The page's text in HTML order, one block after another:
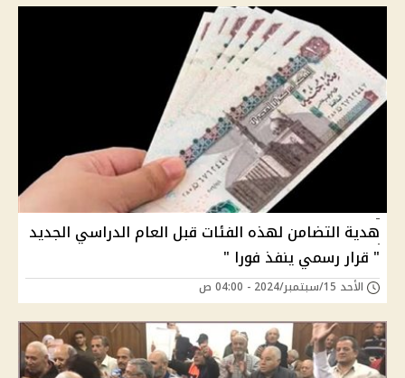
هدية التضامن لهذه الفئات قبل العام الدراسي الجديد
" قرار رسمي ينفذ فورا "
الأحد 15/سبتمبر/2024 - 04:00 ص